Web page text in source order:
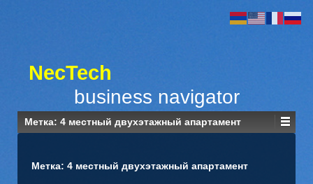
NecTech
business navigator
Метка: 4 местный двухэтажный апартамент
Метка: 4 местный двухэтажный апартамент